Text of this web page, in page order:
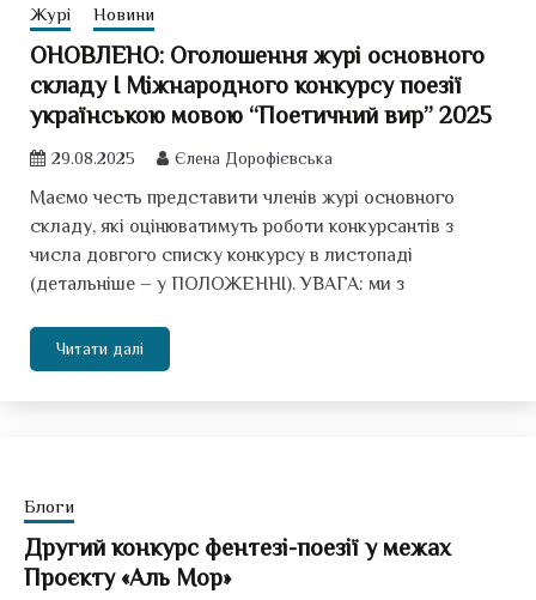
Журі Новини
ОНОВЛЕНО: Оголошення журі основного
складу І Міжнародного конкурсу поезії
українською мовою “Поетичний вир” 2025
29.08.2025 Єлена Дорофієвська
Маємо честь представити членів журі основного
складу, які оцінюватимуть роботи конкурсантів з
числа довгого списку конкурсу в листопаді
(детальніше – у ПОЛОЖЕННІ). УВАГА: ми з
Читати далі
Блоги
Другий конкурс фентезі-поезії у межах
Проєкту «Аль Мор»